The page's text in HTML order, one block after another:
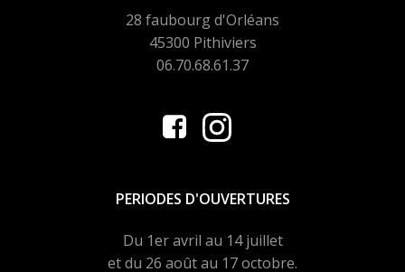
28 faubourg d'Orléans
45300 Pithiviers
06.70.68.61.37
PERIODES D'OUVERTURES
Du 1er avril au 14 juillet
et du 26 août au 17 octobre.